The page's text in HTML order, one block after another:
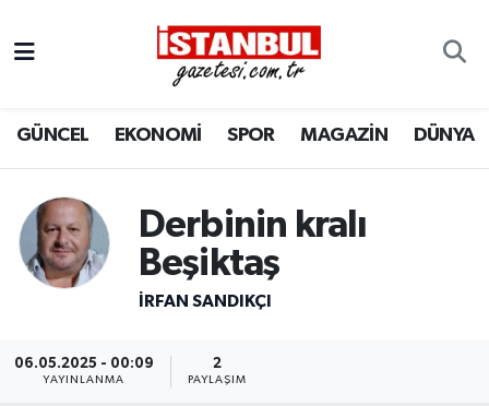
GÜNCEL EKONOMİ SPOR MAGAZİN DÜNYA
Derbinin kralı
Beşiktaş
İRFAN SANDIKÇI
06.05.2025 - 00:09
YAYINLANMA
2
PAYLAŞIM
EKONOMİ
İSTANBUL
DÜNYA
MAGAZİN
Nöbetçi Eczaneler
Hava Durumu
Trafik Durumu
Süper Lig Puan Durumu ve Fikstür
Tüm Manşetler
Son Dakika Haberleri